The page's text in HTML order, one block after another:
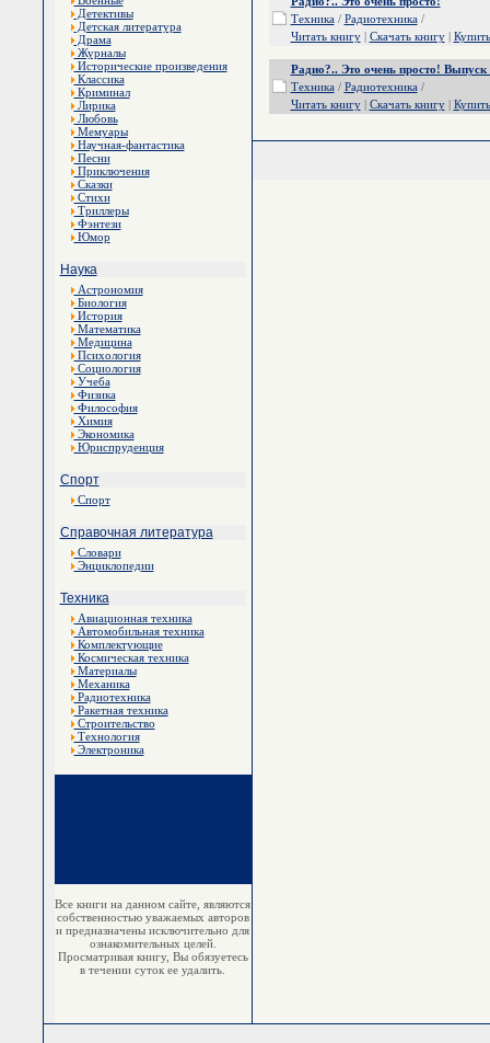
Детективы
Детская литература
Драма
Журналы
Исторические произведения
Классика
Криминал
Лирика
Любовь
Мемуары
Научная-фантастика
Песни
Приключения
Сказки
Стихи
Триллеры
Фэнтези
Юмор
Наука
Астрономия
Биология
История
Математика
Медицина
Психология
Социология
Учеба
Физика
Философия
Химия
Экономика
Юриспруденция
Спорт
Спорт
Справочная литература
Словари
Энциклопедии
Техника
Авиационная техника
Автомобильная техника
Комплектующие
Космическая техника
Материалы
Механика
Радиотехника
Ракетная техника
Строительство
Технология
Электроника
Все книги на данном сайте, являются
собственностью уважаемых авторов
и предназначены исключительно для
ознакомительных целей.
Просматривая книгу, Вы обязуетесь
в течении суток ее удалить.
Техника/ Радиотехника/
Читать книгу| Скачать книгу| Купить
Радио?.. Это очень просто! Выпуск
Техника/ Радиотехника/
Читать книгу| Скачать книгу| Купить